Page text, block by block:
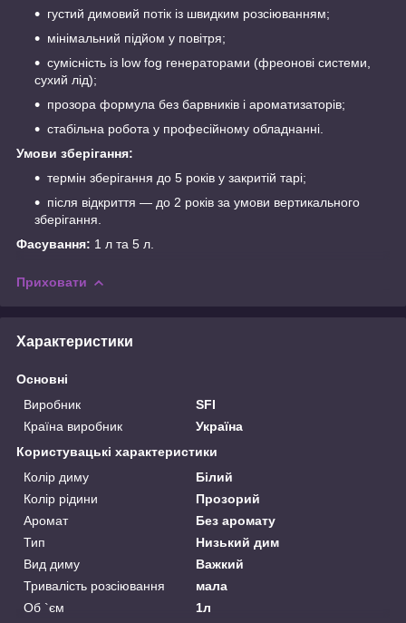
густий димовий потік із швидким розсіюванням;
мінімальний підйом у повітря;
сумісність із low fog генераторами (фреонові системи,
сухий лід);
прозора формула без барвників і ароматизаторів;
стабільна робота у професійному обладнанні.
Умови зберігання:
термін зберігання до 5 років у закритій тарі;
після відкриття — до 2 років за умови вертикального
зберігання.
Фасування: 1 л та 5 л.
Приховати
Характеристики
Основні
Виробник
SFI
Країна виробник
Україна
Користувацькi характеристики
Колір диму
Білий
Колір рідини
Прозорий
Аромат
Без аромату
Тип
Низький дим
Вид диму
Важкий
Тривалість розсіювання
мала
Об `єм
1л